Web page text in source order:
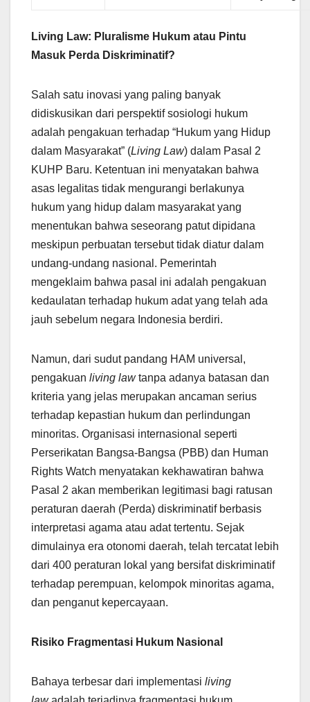
Living Law: Pluralisme Hukum atau Pintu
Masuk Perda Diskriminatif?
Salah satu inovasi yang paling banyak
didiskusikan dari perspektif sosiologi hukum
adalah pengakuan terhadap “Hukum yang Hidup
dalam Masyarakat” (Living Law) dalam Pasal 2
KUHP Baru. Ketentuan ini menyatakan bahwa
asas legalitas tidak mengurangi berlakunya
hukum yang hidup dalam masyarakat yang
menentukan bahwa seseorang patut dipidana
meskipun perbuatan tersebut tidak diatur dalam
undang-undang nasional. Pemerintah
mengeklaim bahwa pasal ini adalah pengakuan
kedaulatan terhadap hukum adat yang telah ada
jauh sebelum negara Indonesia berdiri.
Namun, dari sudut pandang HAM universal,
pengakuan living lawtanpa adanya batasan dan
kriteria yang jelas merupakan ancaman serius
terhadap kepastian hukum dan perlindungan
minoritas. Organisasi internasional seperti
Perserikatan Bangsa-Bangsa (PBB) dan Human
Rights Watch menyatakan kekhawatiran bahwa
Pasal 2 akan memberikan legitimasi bagi ratusan
peraturan daerah (Perda) diskriminatif berbasis
interpretasi agama atau adat tertentu. Sejak
dimulainya era otonomi daerah, telah tercatat lebih
dari 400 peraturan lokal yang bersifat diskriminatif
terhadap perempuan, kelompok minoritas agama,
dan penganut kepercayaan.
Risiko Fragmentasi Hukum Nasional
Bahaya terbesar dari implementasi living